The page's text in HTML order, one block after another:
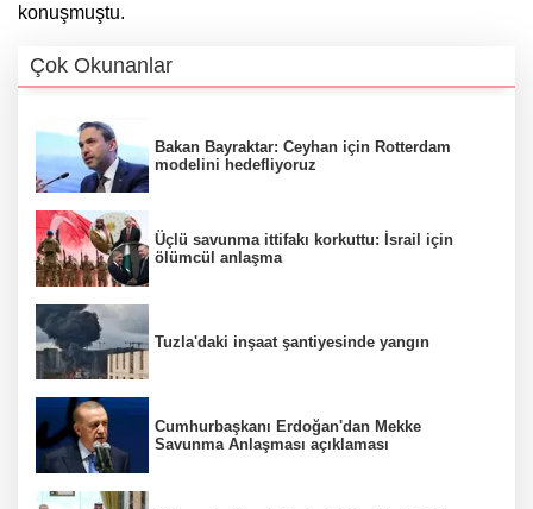
konuşmuştu.
Çok Okunanlar
Bakan Bayraktar: Ceyhan için Rotterdam
modelini hedefliyoruz
Üçlü savunma ittifakı korkuttu: İsrail için
ölümcül anlaşma
Tuzla'daki inşaat şantiyesinde yangın
Cumhurbaşkanı Erdoğan'dan Mekke
Savunma Anlaşması açıklaması